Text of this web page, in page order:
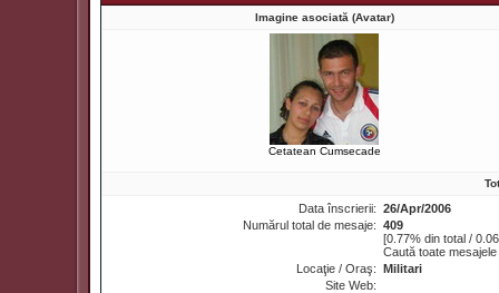
Imagine asociată (Avatar)
Cetatean Cumsecade
Data înscrierii: 26/Apr/2006
Numărul total de mesaje: 409
[0.77% din total /
Caută toate
Locaţie / Oraş: Militari
Site Web: